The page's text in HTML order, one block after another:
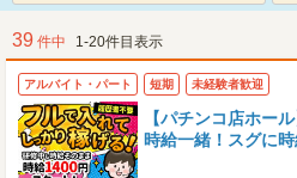
39 件中 1-20件目表示
アルバイト・パート 短期 未経験者歓迎
【パチンコ店ホー
時給一緒！スグに